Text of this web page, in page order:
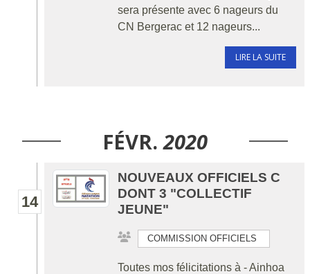
sera présente avec 6 nageurs du
CN Bergerac et 12 nageurs...
LIRE LA SUITE
FÉVR. 2020
14
NOUVEAUX OFFICIELS C
DONT 3 "COLLECTIF
JEUNE"
COMMISSION OFFICIELS
Toutes mos félicitations à - Ainhoa